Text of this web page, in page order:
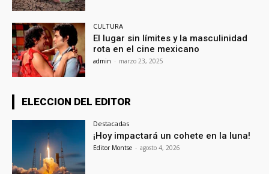
CULTURA
El lugar sin límites y la masculinidad
rota en el cine mexicano
admin - marzo 23, 2025
ELECCION DEL EDITOR
Destacadas
¡Hoy impactará un cohete en la luna!
Editor Montse - agosto 4, 2026